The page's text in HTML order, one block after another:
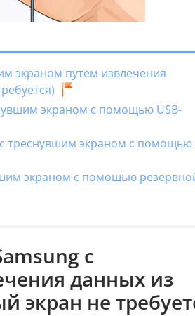
экраном путем извлечения
экраном с помощью USB-
с треснувшим экраном с помощью
экраном с помощью
с
данных из
экран не